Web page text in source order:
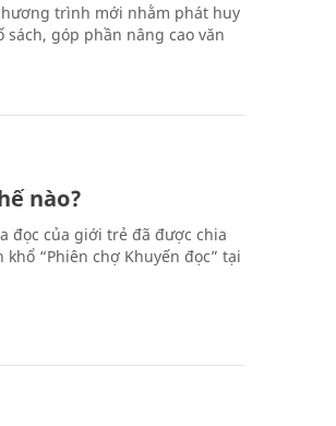
trình mới nhằm phát huy
góp phần nâng cao văn
nào?
đọc của giới trẻ đã được chia
“Phiên chợ Khuyến đọc” tại